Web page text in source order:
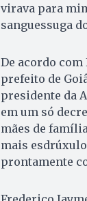
virava para
sanguessuga
De acordo com
prefeito de
presidente da
em um só
mães de
mais
prontamente